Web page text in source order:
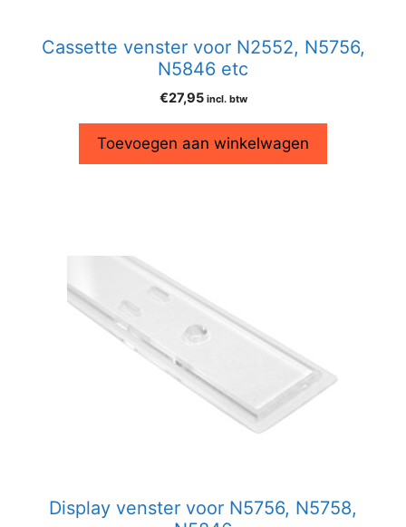
Cassette venster voor N2552, N5756,
N5846 etc
€27,95 incl. btw
Toevoegen aan winkelwagen
Display venster voor N5756, N5758,